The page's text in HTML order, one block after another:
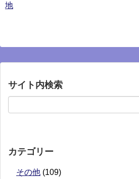
地
サイト内検索
カテゴリー
その他 (109)